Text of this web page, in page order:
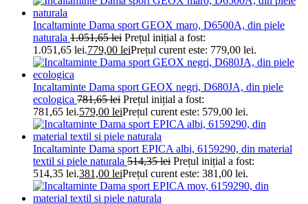
Incaltaminte Dama sport GEOX maro, D6500A, din piele
naturala 1.051,65lei Prețul inițial a fost:
1.051,65 lei.779,00 leiPrețul curent este: 779,00 lei.
Incaltaminte Dama sport GEOX negri, D680JA, din piele
ecologica 781,65lei Prețul inițial a fost:
781,65 lei.579,00 leiPrețul curent este: 579,00 lei.
Incaltaminte Dama sport EPICA albi, 6159290, din material
textil si piele naturala 514,35lei Prețul inițial a fost:
514,35 lei.381,00 leiPrețul curent este: 381,00 lei.